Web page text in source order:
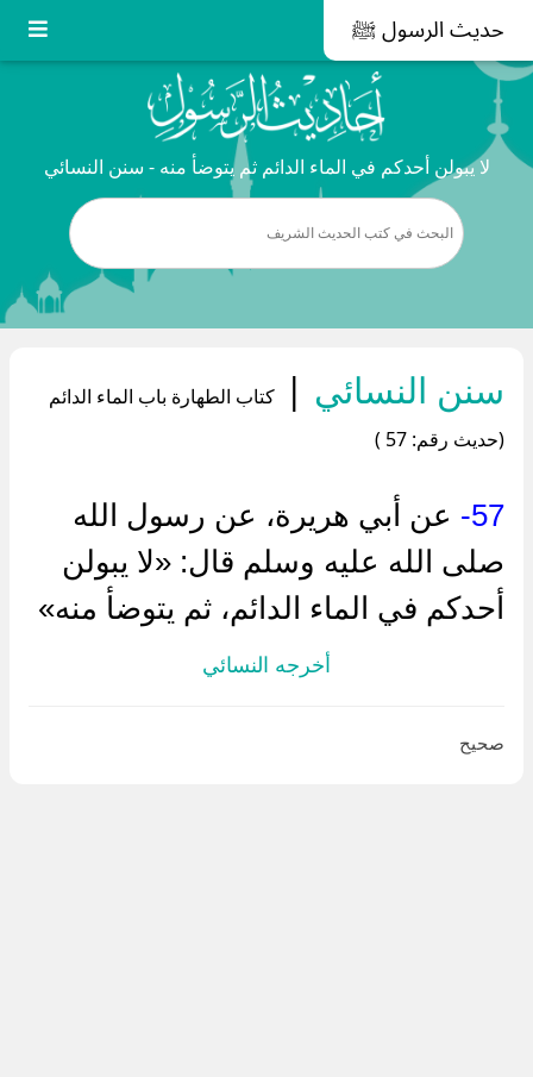
حديث الرسول ﷺ
لا يبولن أحدكم في الماء الدائم ثم يتوضأ منه - سنن النسائي
سنن النسائي |
كتاب الطهارة باب الماء الدائم
(حديث رقم: 57 )
57-
عن أبي هريرة، عن رسول الله
صلى الله عليه وسلم قال: «لا يبولن
أحدكم في الماء الدائم، ثم يتوضأ منه»
أخرجه النسائي
صحيح